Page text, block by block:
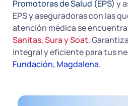
Promotoras de Salud (EPS) y
EPS y aseguradoras con las
atención médica se
Sanitas, Sura y Soat.
integral y eficiente para tus
Fundación, Magdalena.